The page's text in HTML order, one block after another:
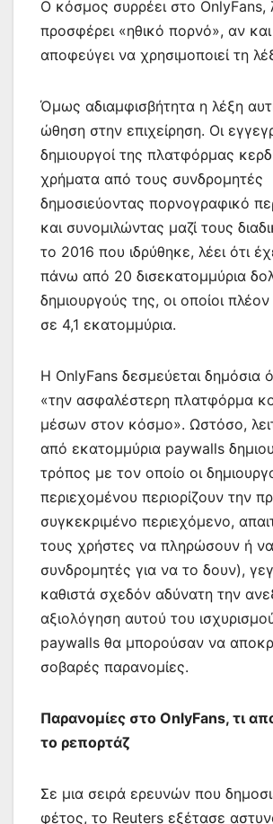
O κόσμος συρρέει στο OnlyFans,
προσφέρει «ηθικό πορνό», αν
αποφεύγει να χρησιμοποιεί τη
Όμως αδιαμφισβήτητα η λέξη
ώθηση στην επιχείρηση. Οι
δημιουργοί της πλατφόρμας
χρήματα από τους συνδρομητές
δημοσιεύοντας πορνογραφικό
και συνομιλώντας μαζί τους
το 2016 που ιδρύθηκε, λέει ότι
πάνω από 20 δισεκατομμύρια
δημιουργούς της, οι οποίοι
σε 4,1 εκατομμύρια.
Η OnlyFans δεσμεύεται δημόσια
«την ασφαλέστερη πλατφόρμα
μέσων στον κόσμο». Ωστόσο,
από εκατομμύρια paywalls
τρόπος με τον οποίο οι
περιεχομένου περιορίζουν την
συγκεκριμένο περιεχόμενο,
τους χρήστες να πληρώσουν ή
συνδρομητές για να το δουν),
καθιστά σχεδόν αδύνατη την
αξιολόγηση αυτού του
paywalls θα μπορούσαν να
σοβαρές παρανομίες.
Παρανομίες στο OnlyFans, τι
το ρεπορτάζ
Σε μια σειρά ερευνών που
φέτος, το Reuters εξέτασε